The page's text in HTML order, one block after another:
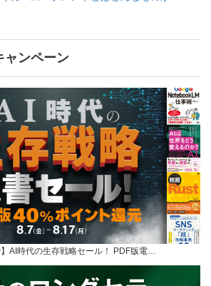
ャンペーン
AI時代の生存戦略セール！ PDF版電…